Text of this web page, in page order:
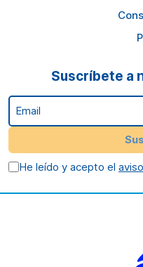
Suscríbete a
Email
He leído y acepto el